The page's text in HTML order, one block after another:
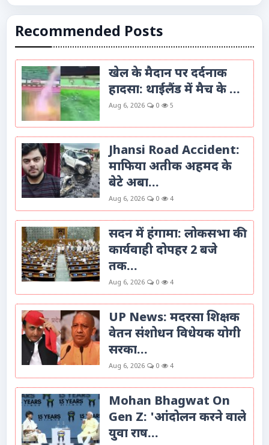
Recommended Posts
खेल के मैदान पर दर्दनाक
हादसा: थाईलैंड में मैच के ...
Aug 6, 2026 0 5
Jhansi Road Accident:
माफिया अतीक अहमद के
बेटे अबा...
Aug 6, 2026 0 4
सदन में हंगामा: लोकसभा की
कार्यवाही दोपहर 2 बजे
तक...
Aug 6, 2026 0 4
UP News: मदरसा शिक्षक
वेतन संशोधन विधेयक योगी
सरका...
Aug 6, 2026 0 4
Mohan Bhagwat On
Gen Z: 'आंदोलन करने वाले
युवा राष...